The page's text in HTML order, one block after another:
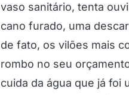
vaso sanitário, tenta
cano furado, uma
de fato, os vilões mais
rombo no seu
cuida da água que já foi